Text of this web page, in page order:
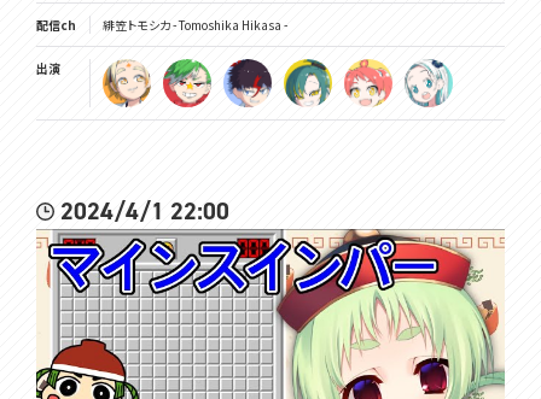
配信ch 緋笠トモシカ - Tomoshika Hikasa -
出演
2024/4/1 22:00